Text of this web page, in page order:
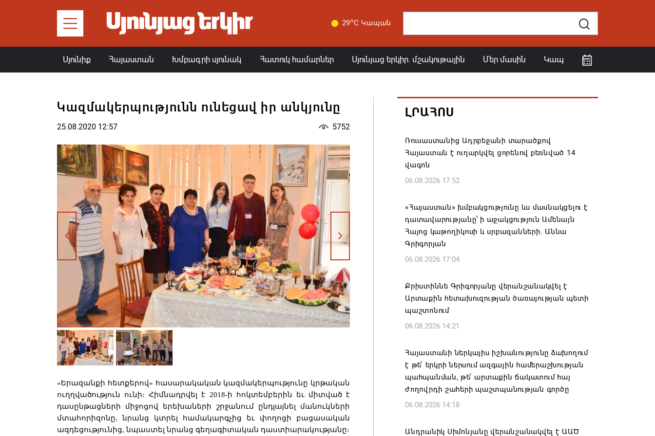
29oC Կապան
Սյունիք Հայաստան Խմբագրի սյունակ Հատուկ համարներ Սյունյաց երկիր. մշակութային Մեր մասին Կապ
Կազմակերպությունն ունեցավ իր անկյունը
25.08.2020 12:57 5752
«Երազանքի հետքերով» հասարակական կազմակերպությունը կրթական
ուղղվածություն ունի։ Հիմնադրվել է 2018-ի հոկտեմբերին եւ միտված է
դասընթացների միջոցով երեխաների շրջանում ընդլայնել մանուկների
մտահորիզոնը, նրանց կտրել համակարգչից եւ փողոցի բացասական
ազդեցությունից, նպաստել նրանց գեղագիտական դաստիարակությանը։
ԼՐԱՀՈՍ
Ռուսաստանից Ադրբեջանի տարածքով
Հայաստան է ուղարկվել ցորենով բեռնված 14
վագոն
06.08.2026 17:52
«Հայաստան» խմբակցությունը ևս մասնակցելու է
դատավարությանը՝ ի աջակցություն Ամենայն
Հայոց կաթողիկոսի և սրբազանների. Աննա
Գրիգորյան
06.08.2026 17:04
Քրիստիննե Գրիգորյանը վերանշանակվել է
Արտաքին հետախուզության ծառայության պետի
պաշտոնում
06.08.2026 14:21
Հայաստանի ներկայիս իշխանությունը ձախողում
է թե՛ երկրի ներսում ազգային համերաշխության
պահպանման, թե՛ արտաքին ճակատում հայ
ժողովրդի շահերի պաշտպանության գործը
06.08.2026 14:18
Անդրանիկ Սիմոնյանը վերանշանակվել է ԱԱԾ